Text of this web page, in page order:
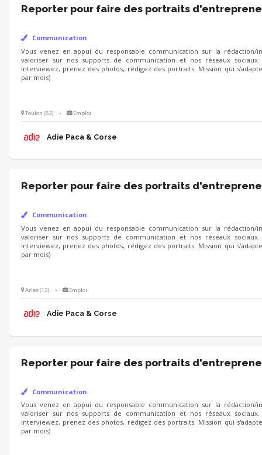
Reporter pour faire des portraits
Communication
Vous venez en appui du responsable communication sur la
valoriser sur nos supports de communication et nos réseaux
interviewez, prenez des photos, rédigez des portraits. Mission qui
par mois)
Toulon (83) • Emploi
Adie Paca & Corse
Reporter pour faire des portraits
Communication
Vous venez en appui du responsable communication sur la
valoriser sur nos supports de communication et nos réseaux
interviewez, prenez des photos, rédigez des portraits. Mission qui
par mois)
Arles (13) • Emploi
Adie Paca & Corse
Reporter pour faire des portraits
Communication
Vous venez en appui du responsable communication sur la
valoriser sur nos supports de communication et nos réseaux
interviewez, prenez des photos, rédigez des portraits. Mission qui
par mois)